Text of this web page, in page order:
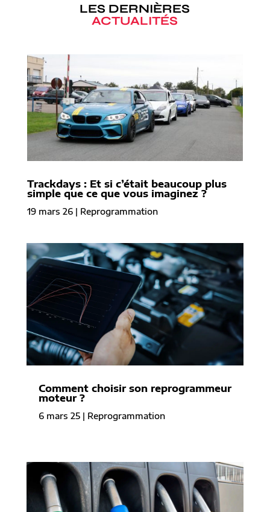
LES DERNIÈRES
ACTUALITÉS
Trackdays : Et si c’était beaucoup plus
simple que ce que vous imaginez ?
19 mars 26| Reprogrammation
Comment choisir son reprogrammeur
moteur ?
6 mars 25| Reprogrammation